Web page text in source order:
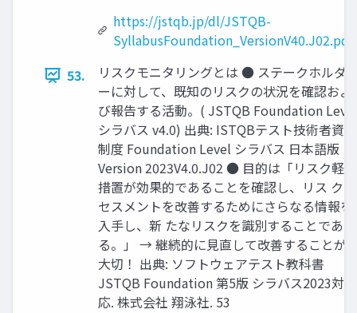
https://jstqb.jp/dl/JSTQB-
SyllabusFoundation_VersionV40.J02.pdf
53.
リスクモニタリングとは ● ステークホルダ
ーに対して、既知のリスクの状況を確認およ
び報告する活動。( JSTQB Foundation Level
シラバス v4.0) 出典: ISTQBテスト技術者資格
制度 Foundation Level シラバス 日本語版
Version 2023V4.0.J02 ● 目的は「リスク軽減
措置が効果的であることを確認し、リス クア
セスメントを改善するためにさらなる情報を
入手し、新 たなリスクを識別することであ
る。」 → 継続的に見直して改善することが
大切！ 出典: ソフトウェアテスト教科書
JSTQB Foundation 第5版 シラバス2023対
応. 株式会社 翔泳社. 53